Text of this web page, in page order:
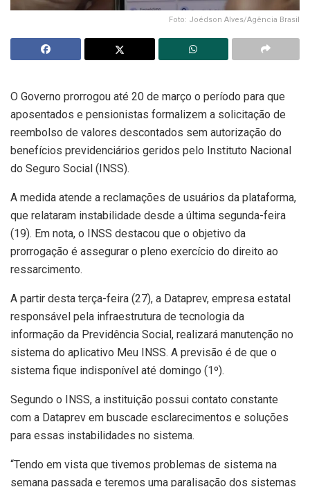
Foto: Joédson Alves/Agência Brasil
O Governo prorrogou até 20 de março o período para que
aposentados e pensionistas formalizem a solicitação de
reembolso de valores descontados sem autorização do
benefícios previdenciários geridos pelo Instituto Nacional
do Seguro Social (INSS).
A medida atende a reclamações de usuários da plataforma,
que relataram instabilidade desde a última segunda-feira
(19). Em nota, o INSS destacou que o objetivo da
prorrogação é assegurar o pleno exercício do direito ao
ressarcimento.
A partir desta terça-feira (27), a Dataprev, empresa estatal
responsável pela infraestrutura de tecnologia da
informação da Previdência Social, realizará manutenção no
sistema do aplicativo Meu INSS. A previsão é de que o
sistema fique indisponível até domingo (1º).
Segundo o INSS, a instituição possui contato constante
com a Dataprev em buscade esclarecimentos e soluções
para essas instabilidades no sistema.
“Tendo em vista que tivemos problemas de sistema na
semana passada e teremos uma paralisação dos sistemas